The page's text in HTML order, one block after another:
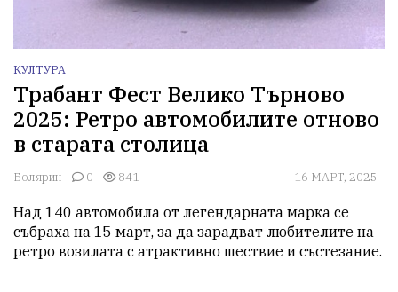
КУЛТУРА
Трабант Фест Велико Търново
2025: Ретро автомобилите отново
в старата столица
Болярин 0 841 16 МАРТ, 2025
Над 140 автомобила от легендарната марка се
събраха на 15 март, за да зарадват любителите на
ретро возилата с атрактивно шествие и състезание.